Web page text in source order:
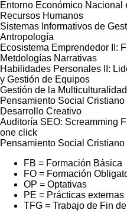
Entorno Económico Nacional
Recursos Humanos
Sistemas Informativos de
Antropología
Ecosistema Emprendedor II:
Metdologías Narrativas
Habilidades Personales II:
y Gestión de Equipos
Gestión de la Multiculturalidad
Pensamiento Social Cristiano
Desarrollo Creativo
Auditoría SEO: Screamming
one click
Pensamiento Social Cristiano
FB = Formación Básica
FO = Formación
OP = Optativas
PE = Prácticas externas
TFG = Trabajo de Fin